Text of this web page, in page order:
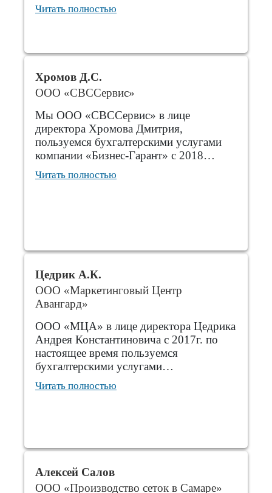
Читать полностью
Хромов Д.С.
ООО «СВССервис»
Мы ООО «СВССервис» в лице
директора Хромова Дмитрия,
пользуемся бухгалтерскими услугами
компании «Бизнес-Гарант» с 2018…
Читать полностью
Цедрик А.К.
ООО «Маркетинговый Центр
Авангард»
ООО «МЦА» в лице директора Цедрика
Андрея Константиновича с 2017г. по
настоящее время пользуемся
бухгалтерскими услугами…
Читать полностью
Алексей Салов
ООО «Производство сеток в Самаре»